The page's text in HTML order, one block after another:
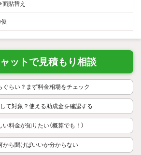
面貼替え
ットで見積もり相談
ぐらい？まず料金相場をチェック
て対象？使える助成金を確認する
い料金が知りたい（概算でも！）
から聞けばいいか分からない